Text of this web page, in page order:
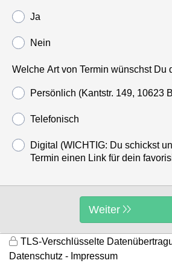
Ja
Nein
Welche Art von Termin wünschst Du
Persönlich (Kantstr. 149, 10623
Telefonisch
Digital (WICHTIG: Du schickst
Termin einen Link für dein
Weiter
TLS-Verschlüsselte
Datenschutz
Impressum